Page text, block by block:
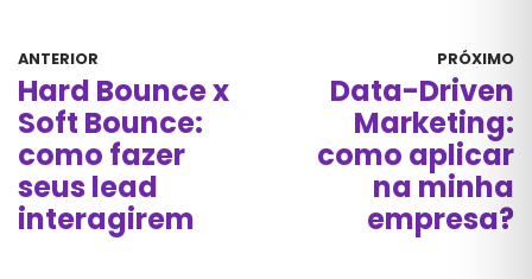
ANTERIOR
Hard Bounce x
Soft Bounce:
como fazer
seus lead
interagirem
PRÓXIMO
Data-Driven
Marketing:
como aplicar
na minha
empresa?